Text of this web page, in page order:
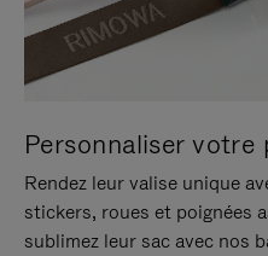
Personnaliser votre
Rendez leur valise unique
stickers, roues et poignées
sublimez leur sac avec nos